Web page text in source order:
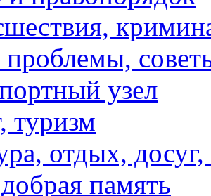
узел
туризм
отдых,
память